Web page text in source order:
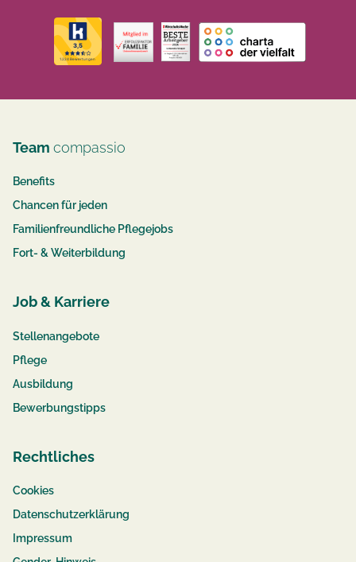
Team compassio
Benefits
Chancen für jeden
Familienfreundliche Pflegejobs
Fort- & Weiterbildung
Job & Karriere
Stellenangebote
Pflege
Ausbildung
Bewerbungstipps
Rechtliches
Cookies
Datenschutzerklärung
Impressum